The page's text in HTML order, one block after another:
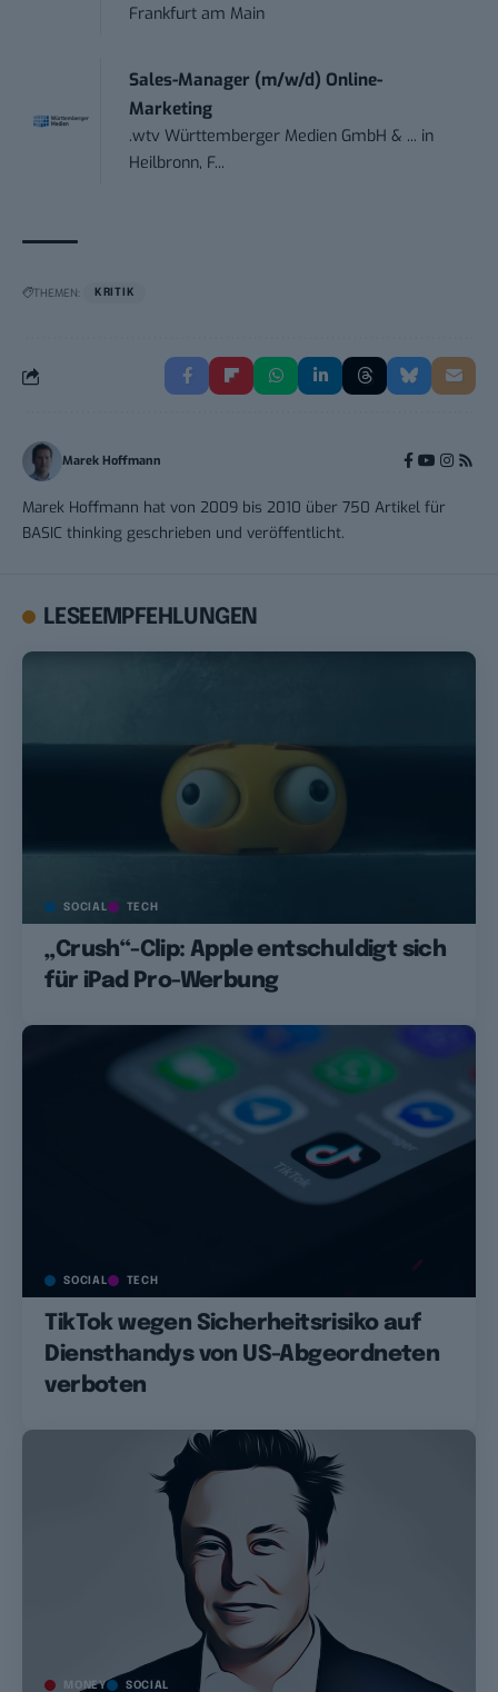
Frankfurt am Main
Sales-Manager (m/w/d) Online-
Marketing
.wtv Württemberger Medien GmbH & ... in
Heilbronn, F...
THEMEN: KRITIK
Marek Hoffmann
Marek Hoffmann hat von 2009 bis 2010 über 750 Artikel für
BASIC thinking geschrieben und veröffentlicht.
LESEEMPFEHLUNGEN
SOCIAL TECH
„Crush“-Clip: Apple entschuldigt sich
für iPad Pro-Werbung
SOCIAL TECH
TikTok wegen Sicherheitsrisiko auf
Diensthandys von US-Abgeordneten
verboten
MONEY SOCIAL